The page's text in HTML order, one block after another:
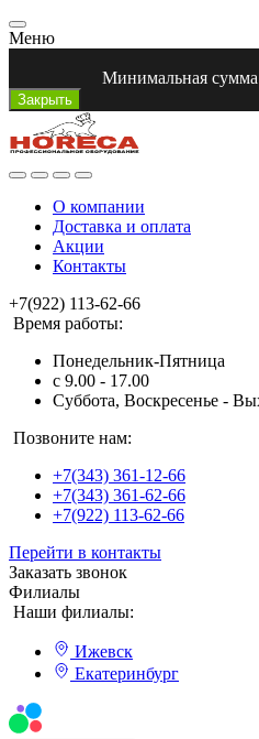
Меню
Минимальная сумма
Закрыть
О компании
Доставка и оплата
Акции
Контакты
+7(922) 113-62-66
Время работы:
Понедельник-Пятница
с 9.00 - 17.00
Суббота, Воскресенье -
Позвоните нам:
+7(343) 361-12-66
+7(343) 361-62-66
+7(922) 113-62-66
Перейти в контакты
Заказать звонок
Филиалы
Наши филиалы:
Ижевск
Екатеринбург